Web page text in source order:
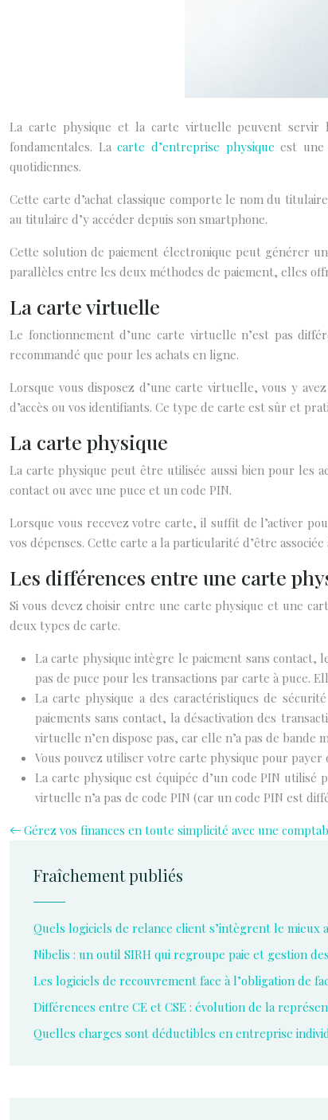
La carte physique et la carte virtuelle peuvent servir
fondamentales. Lacarte d’entreprise physique est une
quotidiennes.
Cette carte d’achat classique comporte le nom du
au titulaire d’y accéder depuis son smartphone.
Cette solution de paiement électronique peut générer
parallèles entre les deux méthodes de paiement, elles
La carte virtuelle
Le fonctionnement d’une carte virtuelle n’est pas
recommandé que pour les achats en ligne.
Lorsque vous disposez d’une carte virtuelle, vous y
d’accès ou vos identifiants. Ce type de carte est sûr et
La carte physique
La carte physique peut être utilisée aussi bien pour les
contact ou avec une puce et un code PIN.
Lorsque vous recevez votre carte, il suffit de l’activer
vos dépenses. Cette carte a la particularité d’être
Les différences entre une carte
Si vous devez choisir entre une carte physique et une
deux types de carte.
La carte physique intègre le paiement sans contact,
pas de puce pour les transactions par carte à puce.
La carte physique a des caractéristiques de
paiements sans contact, la désactivation des
virtuelle n’en dispose pas, car elle n’a pas de
Vous pouvez utiliser votre carte physique pour payer
La carte physique est équipée d’un code PIN
virtuelle n’a pas de code PIN (car un code PIN est
Gérez vos finances en toute simplicité avec une
Fraîchement publiés
Quels logiciels de relance client s’intègrent le mieux
Nibelis : un outil SIRH qui regroupe paie et gestion
Les logiciels de recouvrement face à l’obligation de
Différences entre CE et CSE : évolution de la
Quelles charges sont déductibles en entreprise